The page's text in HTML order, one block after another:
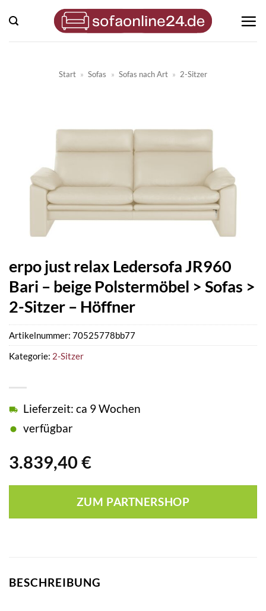
Inhalt
springen
Start » Sofas » Sofas nach Art » 2-Sitzer
erpo just relax Ledersofa JR960
Bari – beige Polstermöbel > Sofas >
2-Sitzer – Höffner
3.839,40 €
Lieferzeit: ca 9 Wochen
verfügbar
ZUM PARTNERSHOP
Artikelnummer: 70525778bb77
Kategorie: 2-Sitzer
BESCHREIBUNG